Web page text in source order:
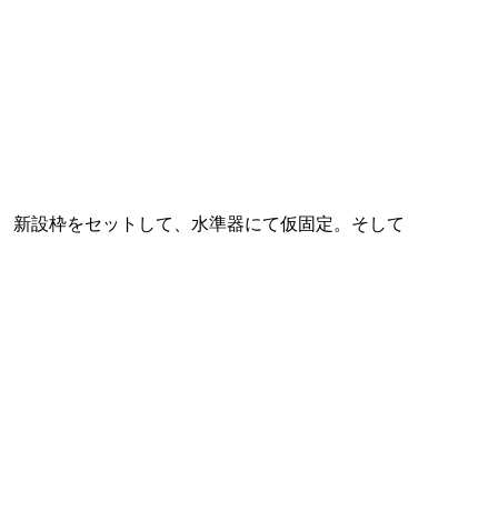
新設枠をセットして、水準器にて仮固定。そして